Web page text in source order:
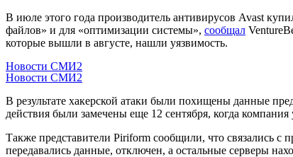
В июле этого года производитель антивирусов Avast
файлов» и для «оптимизации системы», сообщал
которые вышли в августе, нашли уязвимость.
Новости СМИ2
Новости СМИ2
В результате хакерской атаки были похищены данные
действия были замечены еще 12 сентября, когда
Также представители Piriform сообщили, что связались
передавались данные, отключен, а остальные серверы